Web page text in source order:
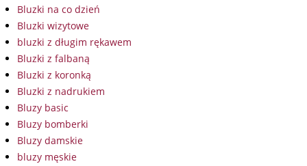
Bluzki na co dzień
Bluzki wizytowe
bluzki z długim rękawem
Bluzki z falbaną
Bluzki z koronką
Bluzki z nadrukiem
Bluzy basic
Bluzy bomberki
Bluzy damskie
bluzy męskie